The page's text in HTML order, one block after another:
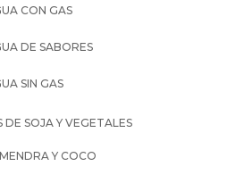
CON GAS
DE SABORES
SIN GAS
DE SOJA Y VEGETALES
Y COCO